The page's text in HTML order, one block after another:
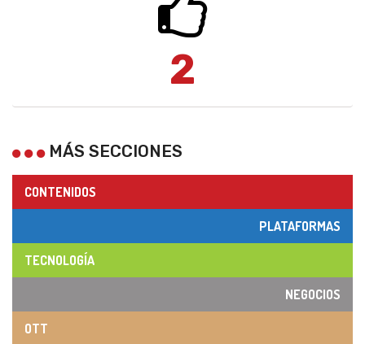
2
MÁS SECCIONES
CONTENIDOS
PLATAFORMAS
TECNOLOGÍA
NEGOCIOS
OTT